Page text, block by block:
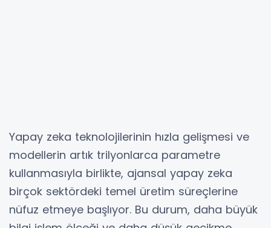
Yapay zeka teknolojilerinin hızla gelişmesi ve
modellerin artık trilyonlarca parametre
kullanmasıyla birlikte, ajansal yapay zeka
birçok sektördeki temel üretim süreçlerine
nüfuz etmeye başlıyor. Bu durum, daha büyük